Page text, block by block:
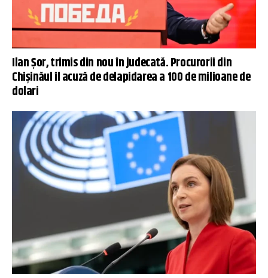
Ilan Șor, trimis din nou în judecată. Procurorii din
Chișinăul îl acuză de delapidarea a 100 de milioane de
dolari